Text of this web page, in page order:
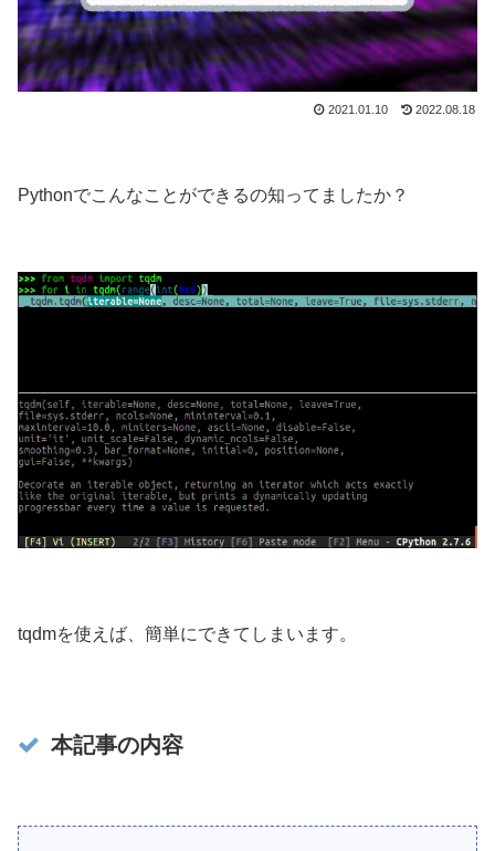
2022.08.18
2021.01.10
Pythonでこんなことができるの知ってましたか？
tqdmを使えば、簡単にできてしまいます。
本記事の内容